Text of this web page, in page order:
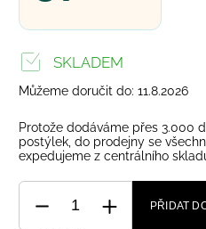
SKLADEM
Můžeme doručit do: 11.8.2026
Protože dodáváme přes 3.000
postýlek, do prodejny se
expedujeme z centrálního
PŘIDAT